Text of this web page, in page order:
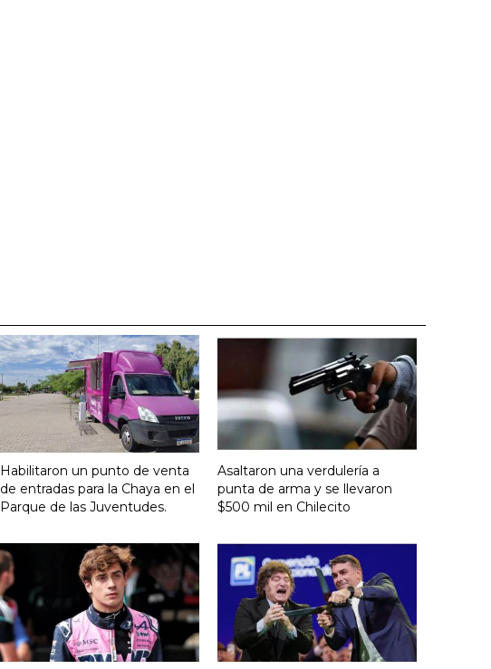
Habilitaron un punto de venta
de entradas para la Chaya en el
Parque de las Juventudes.
Asaltaron una verdulería a
punta de arma y se llevaron
$500 mil en Chilecito